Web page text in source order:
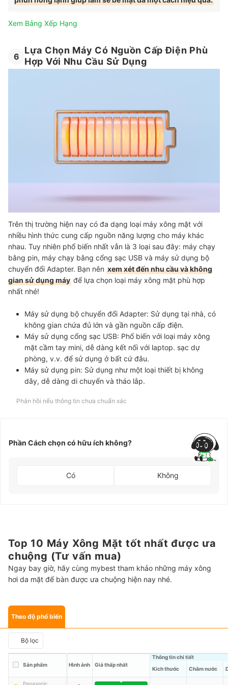
Xem Bảng Xếp Hạng
6
Lựa Chọn Máy Có Nguồn Cấp Điện Phù
Hợp Với Nhu Cầu Sử Dụng
Trên thị trường hiện nay có đa dạng loại máy xông mặt với
nhiều hình thức cung cấp nguồn năng lượng cho máy khác
nhau. Tuy nhiên phổ biến nhất vẫn là 3 loại sau đây: máy chạy
bằng pin, máy chạy bằng cổng sạc USB và máy sử dụng bộ
chuyển đổi Adapter. Bạn nên xem xét đến nhu cầu và không
gian sử dụng máy để lựa chọn loại máy xông mặt phù hợp
nhất nhé!
Máy sử dụng bộ chuyển đổi Adapter: Sử dụng tại nhà, có
không gian chứa đủ lớn và gần nguồn cấp điện.
Máy sử dụng cổng sạc USB: Phổ biến với loại máy xông
mặt cầm tay mini, dễ dàng kết nối với laptop. sạc dự
phòng, v.v. để sử dụng ở bất cứ đâu.
Máy sử dụng pin: Sử dụng như một loại thiết bị không
dây, dễ dàng di chuyển và tháo lắp.
Phản hồi nếu thông tin chưa chuẩn xác
Phần Cách chọn có hữu ích không?
Có Không
Top 10 Máy Xông Mặt tốt nhất được ưa
chuộng (Tư vấn mua)
Ngay bay giờ, hãy cùng mybest tham khảo những máy xông
hơi da mặt để bàn được ưa chuộng hiện nay nhé.
Theo độ phổ biến
Bộ lọc
Sản phẩm Hình ảnh Giá thấp nhất
Thông tin chi tiết
Kích thước
Châm nước
Panasonic